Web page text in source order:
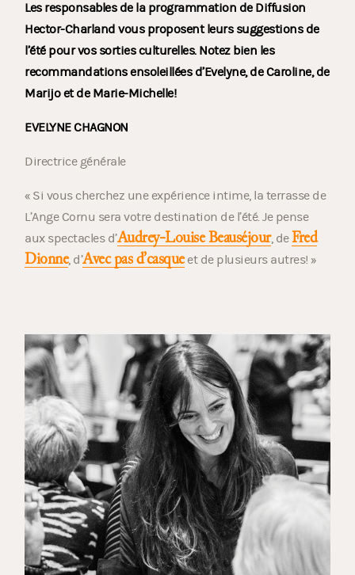
Les responsables de la programmation de Diffusion
Hector-Charland vous proposent leurs suggestions de
l’été pour vos sorties culturelles. Notez bien les
recommandations ensoleillées d’Evelyne, de Caroline, de
Marijo et de Marie-Michelle!
EVELYNE CHAGNON
Directrice générale
« Si vous cherchez une expérience intime, la terrasse de
L’Ange Cornu sera votre destination de l’été. Je pense
aux spectacles d’Audrey-Louise Beauséjour, deFred
Dionne, d’Avec pas d’casqueet de plusieurs autres! »